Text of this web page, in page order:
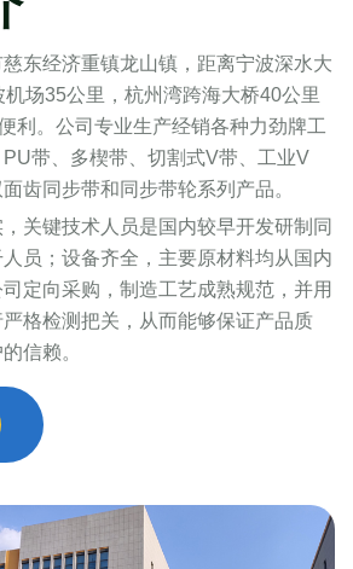
东经济重镇龙山镇，距离宁波深水大
场35公里，杭州湾跨海大桥40公里
利。公司专业生产经销各种力劲牌工
带、多楔带、切割式V带、工业V
齿同步带和同步带轮系列产品。
关键技术人员是国内较早开发研制同
员；设备齐全，主要原材料均从国内
定向采购，制造工艺成熟规范，并用
格检测把关，从而能够保证产品质
信赖。